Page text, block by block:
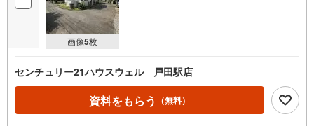
画像5枚
センチュリー21ハウスウェル 戸田駅店
資料をもらう （無料）